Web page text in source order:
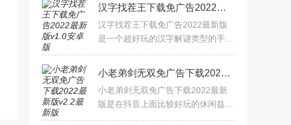
汉字找茬王下载免广告2022最新版v1.0安卓版
汉字找茬王下载免广告2022最新版
是一个超好玩的汉字解谜类型的手
化的博大精深，为大家解锁了超多的
关卡，里面包括了超多有趣的
小老弟剑无双免广告下载2022最新版v2.2最新版
小老弟剑无双免广告下载2022最新
版是在抖音上面比较好玩的休闲益智